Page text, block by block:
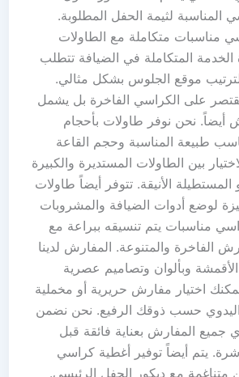
المناسبة لثيمة الحفل المطلوبة.
مناسبات متكاملة مع الطاولات
المتكاملة في الضيافة تتطلب
موقع الجلوس بشكل مثالي.
يقتصر على الكراسي الفاخرة بل يشمل
أيضاً. نحن نوفر طاولات بأحجام
طبيعة المناسبة وحجم القاعة
بين الطاولات المستديرة والكبيرة
المستطيلة الأنيقة. تتوفر أيضاً طاولات
لوضع أدوات الضيافة والمشروبات
مناسبات يتم تنسيقه ببراعة مع
الفاخرة والمتنوعة. المفارش لدينا
وبألوان وتصاميم عصرية
اختيار مفارش حريرية أو مخملية
اليدوي حسب ذوقك الرفيع. نحن نضمن
جميع المفارش بعناية فائقة قبل
يتم أيضاً توفير أغطية كراسي
متناغمة مع ديكور الحفل الرئيسي.